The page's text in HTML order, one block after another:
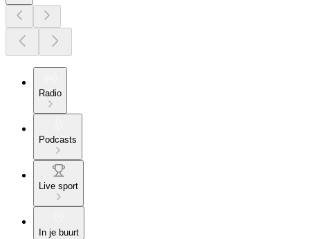
Radio
Podcasts
Live sport
In je buurt